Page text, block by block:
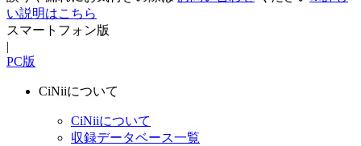
い説明はこちら
スマートフォン版
|
PC版
CiNiiについて
CiNiiについて
収録データベース一覧